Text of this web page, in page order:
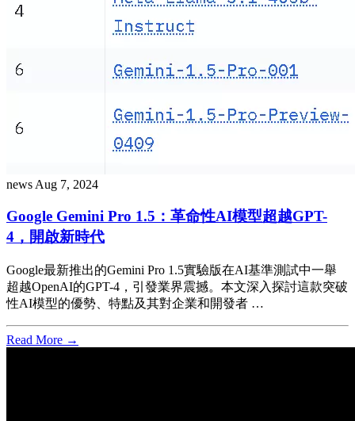
news Aug 7, 2024
Google Gemini Pro 1.5：革命性AI模型超越GPT-
4，開啟新時代
Google最新推出的Gemini Pro 1.5實驗版在AI基準測試中一舉
超越OpenAI的GPT-4，引發業界震撼。本文深入探討這款突破
性AI模型的優勢、特點及其對企業和開發者 …
Read More →